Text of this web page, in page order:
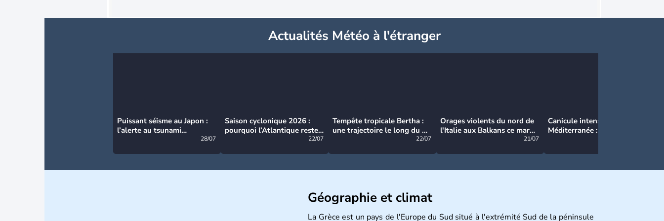
Actualités Météo à l'étranger
Puissant séisme au Japon :
l’alerte au tsunami
28/07
Saison cyclonique 2026 :
pourquoi l’Atlantique reste
22/07
Tempête tropicale Bertha :
une trajectoire le long du du
22/07
Orages violents du nord de
l'Italie aux Balkans ce mardi
21/07
Canicule intense en
Méditerranée : près de 50°C
Géographie et climat
La Grèce est un pays de l'Europe du Sud situé à l'extrémité Sud de la péninsule